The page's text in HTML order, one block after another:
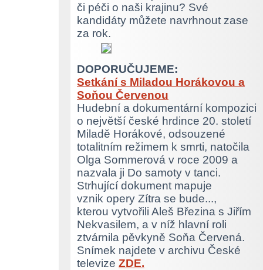
či péči o naši krajinu? Své
kandidáty můžete navrhnout zase
za rok.
DOPORUČUJEME:
Setkání s Miladou Horákovou a
Soňou Červenou
Hudební a dokumentární kompozici
o největší české hrdince 20. století
Miladě Horákové, odsouzené
totalitním režimem k smrti, natočila
Olga Sommerová v roce 2009 a
nazvala ji Do samoty v tanci.
Strhující dokument mapuje
vznik opery Zítra se bude...,
kterou vytvořili Aleš Březina s Jiřím
Nekvasilem, a v níž hlavní roli
ztvárnila pěvkyně Soňa Červená.
Snímek najdete v archivu České
televize ZDE.